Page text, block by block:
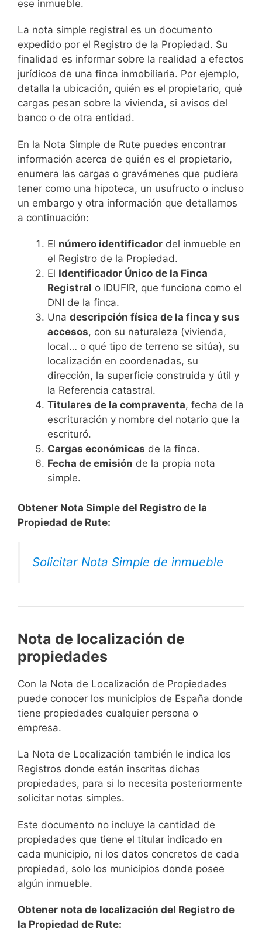
ese inmueble.
La nota simple registral es un documento
expedido por el Registro de la Propiedad. Su
finalidad es informar sobre la realidad a efectos
jurídicos de una finca inmobiliaria. Por ejemplo,
detalla la ubicación, quién es el propietario, qué
cargas pesan sobre la vivienda, si avisos del
banco o de otra entidad.
En la Nota Simple de Rute puedes encontrar
información acerca de quién es el propietario,
enumera las cargas o gravámenes que pudiera
tener como una hipoteca, un usufructo o incluso
un embargo y otra información que detallamos
a continuación:
El número identificador del inmueble en
el Registro de la Propiedad.
El Identificador Único de la Finca
Registral o IDUFIR, que funciona como el
DNI de la finca.
Una descripción física de la finca y sus
accesos, con su naturaleza (vivienda,
local… o qué tipo de terreno se sitúa), su
localización en coordenadas, su
dirección, la superficie construida y útil y
la Referencia catastral.
Titulares de la compraventa, fecha de la
escrituración y nombre del notario que la
escrituró.
Cargas económicas de la finca.
Fecha de emisión de la propia nota
simple.
Obtener Nota Simple del Registro de la
Propiedad de Rute:
Solicitar Nota Simple de inmueble
Nota de localización de
propiedades
Con la Nota de Localización de Propiedades
puede conocer los municipios de España donde
tiene propiedades cualquier persona o
empresa.
La Nota de Localización también le indica los
Registros donde están inscritas dichas
propiedades, para si lo necesita posteriormente
solicitar notas simples.
Este documento no incluye la cantidad de
propiedades que tiene el titular indicado en
cada municipio, ni los datos concretos de cada
propiedad, solo los municipios donde posee
algún inmueble.
Obtener nota de localización del Registro de
la Propiedad de Rute: